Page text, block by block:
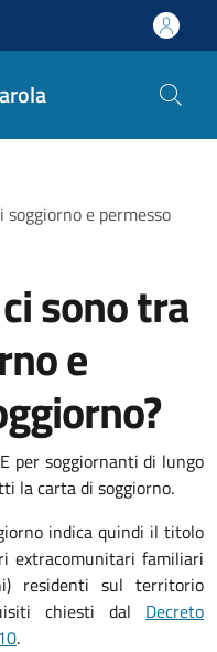
e permesso
sono tra
e
per soggiornanti di lungo
la carta di soggiorno.
indica quindi il titolo
extracomunitari familiari
residenti sul territorio
chiesti dal Decreto
.